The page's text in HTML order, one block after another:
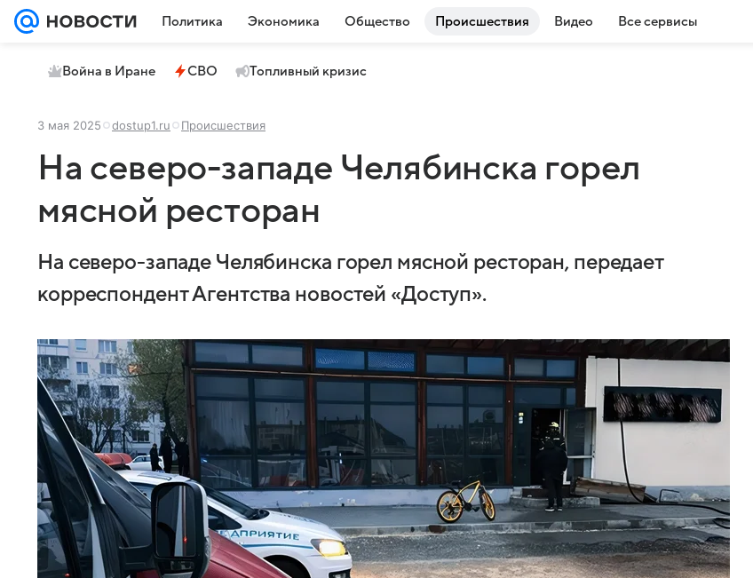
Политика Экономика Общество Происшествия Видео Все сервисы
Война в Иране СВО Топливный кризис
3 мая 2025 dostup1.ru Происшествия
На северо-западе Челябинска горел
мясной ресторан
На северо-западе Челябинска горел мясной ресторан, передает
корреспондент Агентства новостей «Доступ».